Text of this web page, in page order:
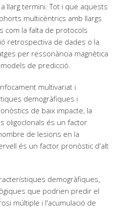
llarg termini. Tot i que aquests
multicèntrics amb llargs
com la falta de protocols
retrospectiva de dades o la
per ressonància magnètica
de predicció.
multivariat i
demogràfiques i
de baix impacte, la
oligoclonals és un factor
de lesions en la
és un factor pronòstic d'alt
demogràfiques,
que podrien predir el
múltiple i l'acumulació de